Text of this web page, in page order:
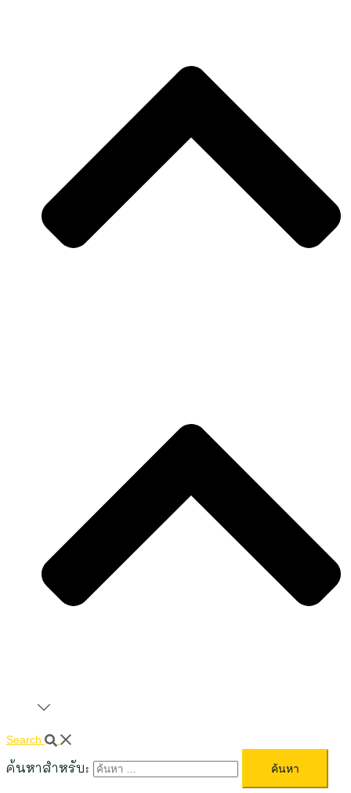
Search
ค้นหาสำหรับ: